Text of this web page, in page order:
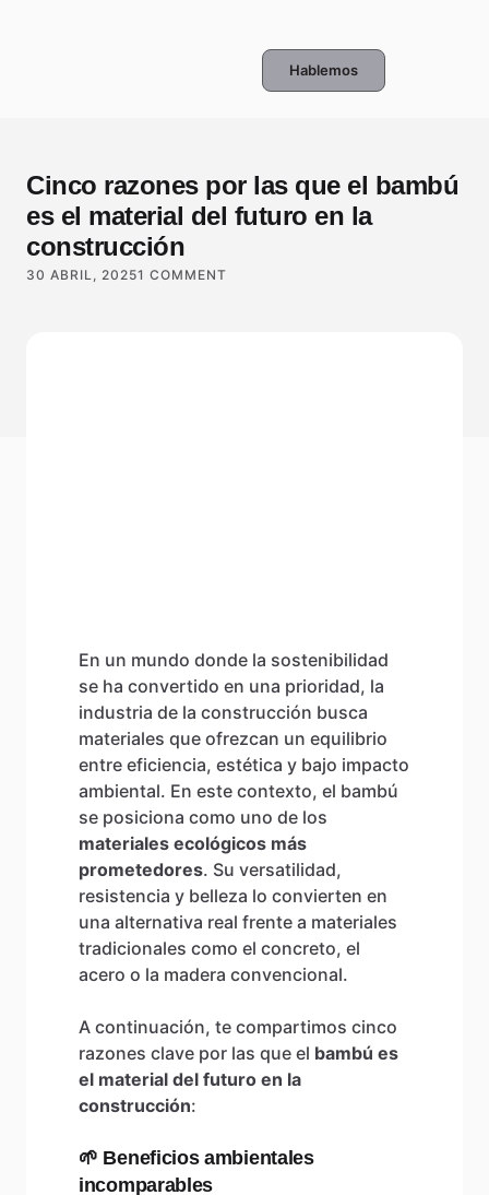
Hablemos
Cinco razones por las que el bambú
es el material del futuro en la
construcción
30 ABRIL, 20251 COMMENT
En un mundo donde la sostenibilidad
se ha convertido en una prioridad, la
industria de la construcción busca
materiales que ofrezcan un equilibrio
entre eficiencia, estética y bajo impacto
ambiental. En este contexto, el bambú
se posiciona como uno de los
materiales ecológicos más
prometedores. Su versatilidad,
resistencia y belleza lo convierten en
una alternativa real frente a materiales
tradicionales como el concreto, el
acero o la madera convencional.
A continuación, te compartimos cinco
razones clave por las que el bambú es
el material del futuro en la
construcción:
🌱 Beneficios ambientales
incomparables